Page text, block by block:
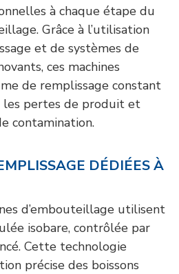
à chaque étape du
Grâce à l’utilisation
et de systèmes de
ces machines
de remplissage constant
les pertes de produit et
contamination.
DÉDIÉES À
d’embouteillage utilisent
isobare, contrôlée par
Cette technologie
précise des boissons